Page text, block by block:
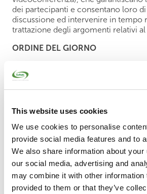
This website uses cookies
We use cookies to personalise
provide social media features and to
We also share information about
our social media, advertising and
may combine it with other information
provided to them or that they’ve
dei partecipanti e consentano loro di
discussione ed intervenire in tempo
trattazione degli argomenti relativi al
ORDINE DEL GIORNO
Approvazione del Bilancio di
dicembre 2020. Relazione del
Deliberazioni inerenti e
2021 (risultati di riciclo 2020).
Determinazione delle quote di
Consorzio.